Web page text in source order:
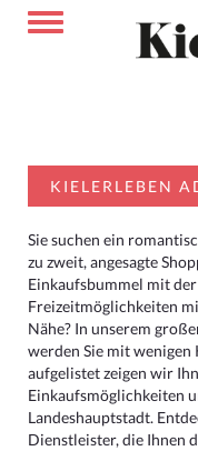
KIELERLEBEN
Sie suchen ein
zu zweit, angesagte
Einkaufsbummel mit
Freizeitmöglichkeiten
Nähe? In unserem
werden Sie mit
aufgelistet zeigen wir
Einkaufsmöglichkeiten
Landeshauptstadt.
Dienstleister, die Ihnen